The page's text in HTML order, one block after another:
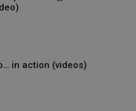
in action (videos)